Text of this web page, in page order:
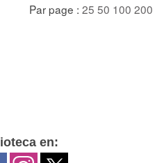
Par page : 25 50 100 200
en: